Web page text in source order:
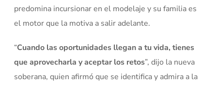
predomina incursionar en el modelaje y su familia es
el motor que la motiva a salir adelante.
“Cuando las oportunidades llegan a tu vida, tienes
que aprovecharla y aceptar los retos”, dijo la nueva
soberana, quien afirmó que se identifica y admira a la